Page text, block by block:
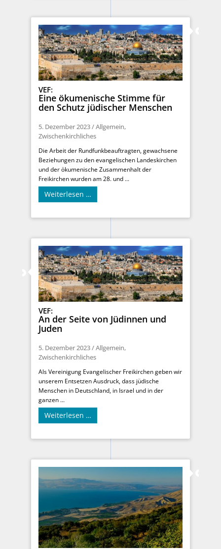
VEF:
Eine ökumenische Stimme für
den Schutz jüdischer Menschen
5. Dezember 2023/Allgemein,
Zwischenkirchliches
Die Arbeit der Rundfunkbeauftragten, gewachsene
Beziehungen zu den evangelischen Landeskirchen
und der ökumenische Zusammenhalt der
Freikirchen wurden am 28. und ...
Weiterlesen …
VEF:
An der Seite von Jüdinnen und
Juden
5. Dezember 2023/Allgemein,
Zwischenkirchliches
Als Vereinigung Evangelischer Freikirchen geben wir
unserem Entsetzen Ausdruck, dass jüdische
Menschen in Deutschland, in Israel und in der
ganzen ...
Weiterlesen …